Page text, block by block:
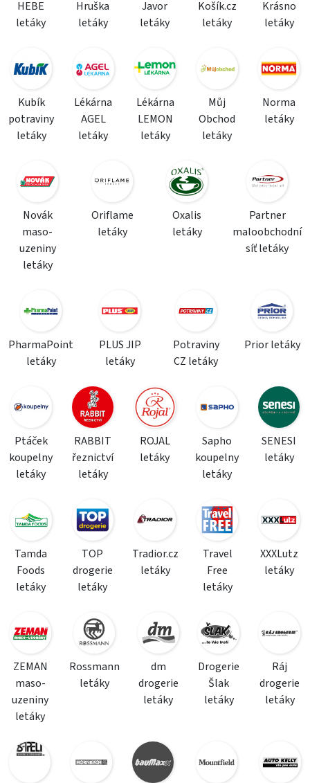
HEBE
letáky
Hruška
letáky
Javor
letáky
Košík.cz
letáky
Krásno
letáky
Kubík
potraviny
letáky
Lékárna
AGEL
letáky
Lékárna
LEMON
letáky
Můj
Obchod
letáky
Norma
letáky
Novák
maso-
uzeniny
letáky
Oriflame
letáky
Oxalis
letáky
Partner
maloobchodní
síť letáky
PharmaPoint
letáky
PLUS JIP
letáky
Potraviny
CZ letáky
Prior letáky
Ptáček
koupelny
letáky
RABBIT
řeznictví
letáky
ROJAL
letáky
Sapho
koupelny
letáky
SENESI
letáky
Tamda
Foods
letáky
TOP
drogerie
letáky
Tradior.cz
letáky
Travel
Free
letáky
XXXLutz
letáky
ZEMAN
maso-
uzeniny
letáky
Rossmann
letáky
dm
drogerie
letáky
Drogerie
Šlak
letáky
Ráj
drogerie
letáky